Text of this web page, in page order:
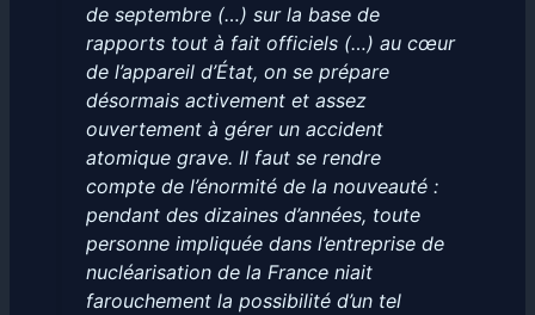
de septembre (…) sur la base de
rapports tout à fait officiels (…) au cœur
de l’appareil d’État, on se prépare
désormais activement et assez
ouvertement à gérer un accident
atomique grave. Il faut se rendre
compte de l’énormité de la nouveauté :
pendant des dizaines d’années, toute
personne impliquée dans l’entreprise de
nucléarisation de la France niait
farouchement la possibilité d’un tel